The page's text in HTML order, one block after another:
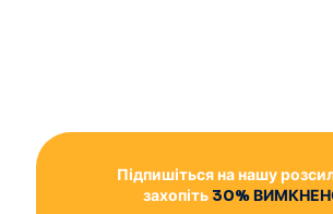
Підпишіться на нашу
захопіть30%